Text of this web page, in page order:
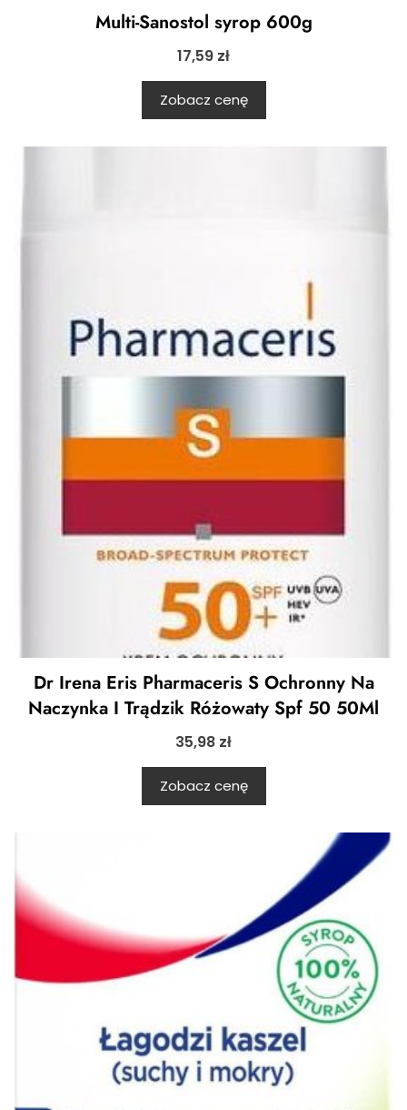
Multi-Sanostol syrop 600g
17,59 zł
Zobacz cenę
Dr Irena Eris Pharmaceris S Ochronny Na
Naczynka I Trądzik Różowaty Spf 50 50Ml
35,98 zł
Zobacz cenę